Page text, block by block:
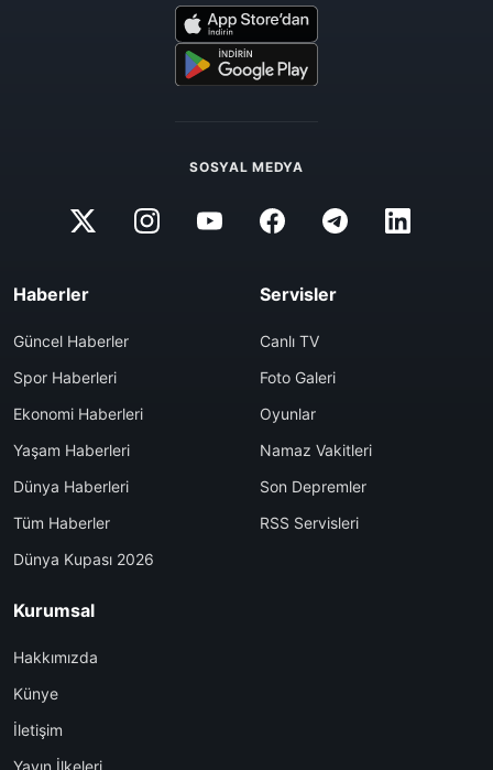
SOSYAL MEDYA
Haberler
Güncel Haberler
Spor Haberleri
Ekonomi Haberleri
Yaşam Haberleri
Dünya Haberleri
Tüm Haberler
Dünya Kupası 2026
Servisler
Canlı TV
Foto Galeri
Oyunlar
Namaz Vakitleri
Son Depremler
RSS Servisleri
Kurumsal
Hakkımızda
Künye
İletişim
Yayın İlkeleri